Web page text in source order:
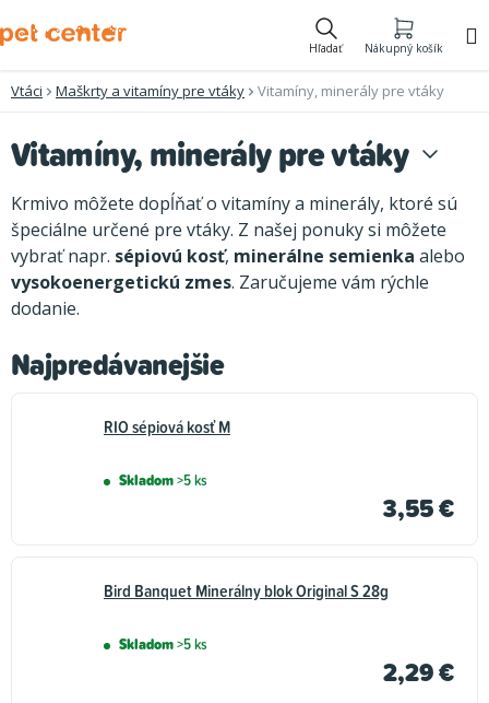
na
Hľadať Nákupný košík
Vtáci Maškrty a vitamíny pre vtáky Vitamíny, minerály pre vtáky
Vitamíny, minerály pre vtáky
Krmivo môžete dopĺňať o vitamíny a minerály, ktoré sú
špeciálne určené pre vtáky. Z našej ponuky si môžete
vybrať napr. sépiovú kosť, minerálne semienka alebo
vysokoenergetickú zmes. Zaručujeme vám rýchle
dodanie.
Najpredávanejšie
RIO sépiová kosť M
Skladom>5 ks
3,55 €
Bird Banquet Minerálny blok Original S 28g
Skladom>5 ks
2,29 €